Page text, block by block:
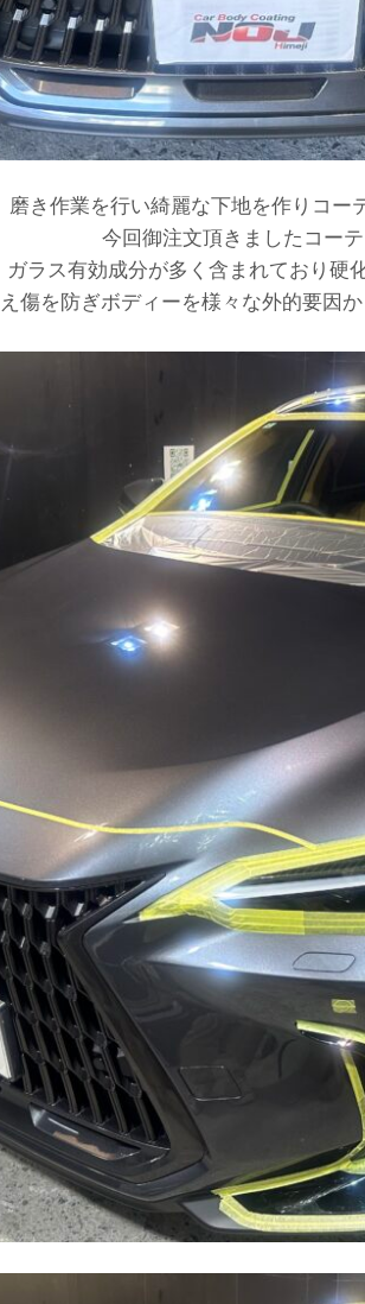
磨き作業を行い綺麗な下地を作りコー
今回御注文頂きましたコー
ガラス有効成分が多く含まれており
傷を防ぎボディーを様々な外的要因